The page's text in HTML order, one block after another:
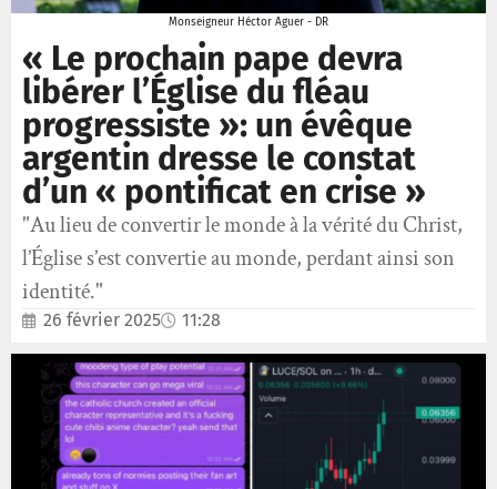
Monseigneur Héctor Aguer - DR
« Le prochain pape devra
libérer l’Église du fléau
progressiste »: un évêque
argentin dresse le constat
d’un « pontificat en crise »
"Au lieu de convertir le monde à la vérité du Christ,
l’Église s’est convertie au monde, perdant ainsi son
identité."
26 février 2025 11:28